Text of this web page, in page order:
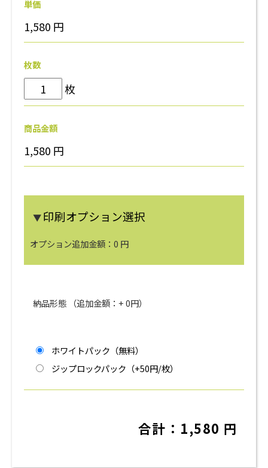
単価
1,580 円
枚数
枚
商品金額
1,580 円
▼印刷オプション選択
オプション追加金額： 0 円
納品形態 （追加金額：+0円）
ホワイトパック（無料）
ジップロックパック（+50円/枚）
合計： 1,580 円